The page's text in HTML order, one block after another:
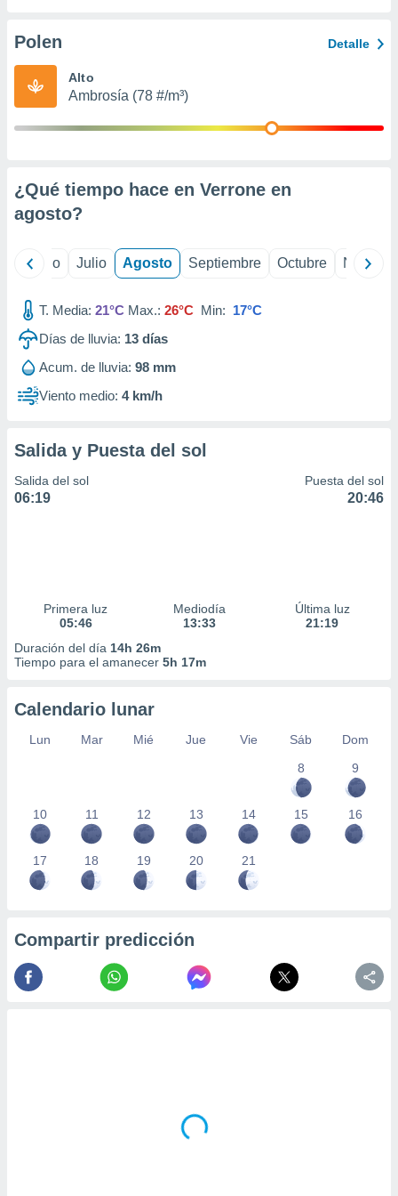
e
mediante
de
1199
Polen Detalle
Alto
Ambrosía (78 #/m³)
¿Qué tiempo hace en Verrone en
agosto?
Junio Julio Agosto Septiembre Octubre
T. Media: 21°C Max.: 26°C Min: 17°C
Días de lluvia: 13 días
Acum. de lluvia: 98 mm
Viento medio: 4 km/h
Salida y Puesta del sol
Salida del sol
06:19
Puesta del sol
20:46
Primera luz
05:46
Mediodía
13:33
Última luz
21:19
Duración del día 14h 26m
Tiempo para el amanecer 5h 17m
Calendario lunar
Lun Mar Mié Jue Vie Sáb
Dom
8
9
10 11 12 13 14 15 16
17 18 19 20 21
Compartir predicción